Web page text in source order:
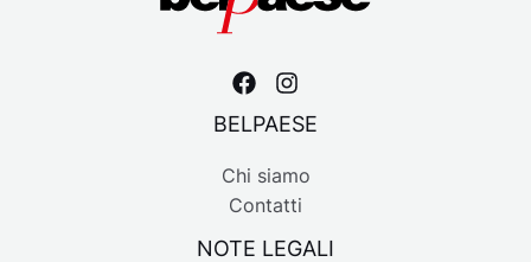
BELPAESE
Chi siamo
Contatti
NOTE LEGALI